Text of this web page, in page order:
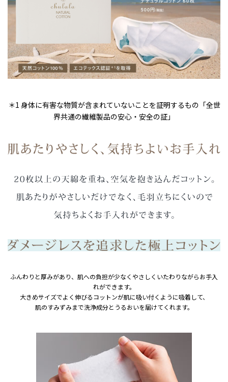
＊1 身体に有害な物質が含まれていないことを証明するもの「全世
界共通の繊維製品の安心・安全の証」
ふんわりと厚みがあり、肌への負担が少なくやさしくいたわりながらお手入
れができます。
大きめサイズでよく伸びるコットンが肌に吸い付くように吸着して、
肌のすみずみまで洗浄成分とうるおいを届けてくれます。